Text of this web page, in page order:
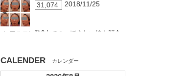
に整えるための、小顔ボトックスの応用
31,074 2018/11/25
ヒアルロン酸2本での、ほうれい線や顔全
CALENDER